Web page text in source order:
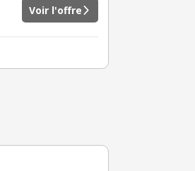
Voir l'offre